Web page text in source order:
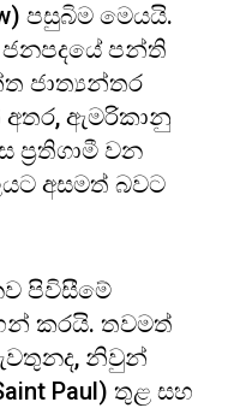
පසුබිම මෙයයි.
පන්ති
ජාත්‍යන්තර
ඇමරිකානු
වන
අසමත් බවට
පිවිසීමේ
කරයි. තවමත්
නිවුන්
Paul) තුළ සහ